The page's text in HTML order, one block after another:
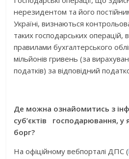
нерезидентом та його
Україні, визнаються
таких господарських операцій,
правилами бухгалтерського
мільйонів гривень (за
податків) за відповідний
Де можна ознайомитись з
суб’єктів господарювання, у
борг?
На офіційному вебпорталі ДПС (